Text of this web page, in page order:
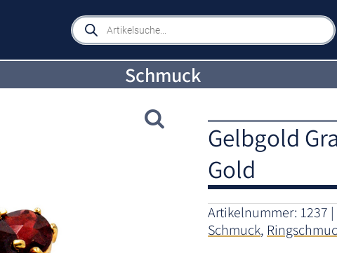
Products
search
Schmuck
Gelbgold
Gold
Artikelnummer: 1237
Schmuck,